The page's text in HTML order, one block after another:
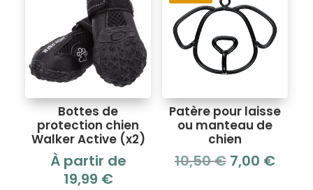
Bottes de
protection chien
Walker Active (x2)
À partir de
19,99 €
Patère pour laisse
ou manteau de
chien
10,50€ Le
7,00 €Le